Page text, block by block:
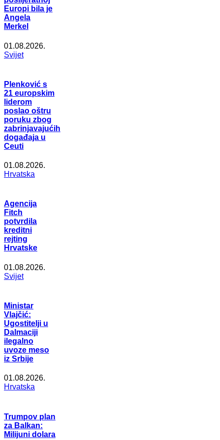
Europi bila je
Angela
Merkel
01.08.2026.
Svijet
Plenković s
21 europskim
liderom
poslao oštru
poruku zbog
zabrinjavajućih
događaja u
Ceuti
01.08.2026.
Hrvatska
Agencija
Fitch
potvrdila
kreditni
rejting
Hrvatske
01.08.2026.
Svijet
Ministar
Vlajčić:
Ugostitelji u
Dalmaciji
ilegalno
uvoze meso
iz Srbije
01.08.2026.
Hrvatska
Trumpov plan
za Balkan:
Milijuni dolara